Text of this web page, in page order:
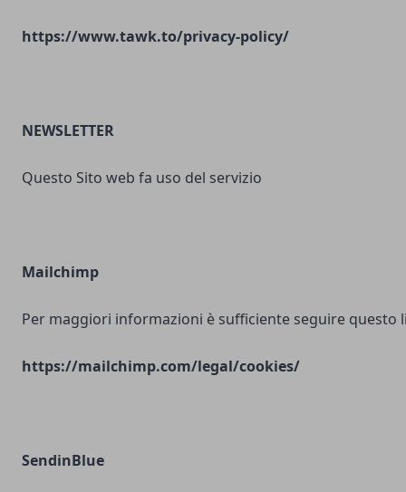
https://www.tawk.to/privacy-policy/
NEWSLETTER
Questo Sito web fa uso del servizio
Mailchimp
Per maggiori informazioni è sufficiente seguire questo
https://mailchimp.com/legal/cookies/
SendinBlue